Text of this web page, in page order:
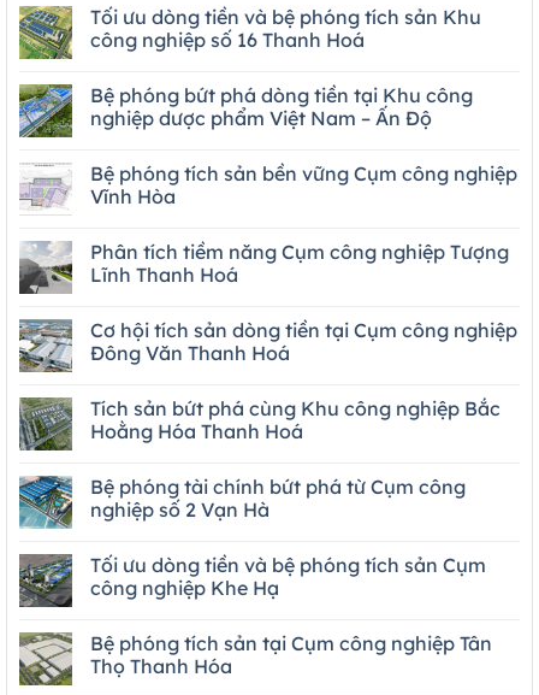
Tối ưu dòng tiền và bệ phóng tích sản Khu
công nghiệp số 16 Thanh Hoá
Bệ phóng bứt phá dòng tiền tại Khu công
nghiệp dược phẩm Việt Nam – Ấn Độ
Bệ phóng tích sản bền vững Cụm công nghiệp
Vĩnh Hòa
Phân tích tiềm năng Cụm công nghiệp Tượng
Lĩnh Thanh Hoá
Cơ hội tích sản dòng tiền tại Cụm công nghiệp
Đông Văn Thanh Hoá
Tích sản bứt phá cùng Khu công nghiệp Bắc
Hoằng Hóa Thanh Hoá
Bệ phóng tài chính bứt phá từ Cụm công
nghiệp số 2 Vạn Hà
Tối ưu dòng tiền và bệ phóng tích sản Cụm
công nghiệp Khe Hạ
Bệ phóng tích sản tại Cụm công nghiệp Tân
Thọ Thanh Hóa